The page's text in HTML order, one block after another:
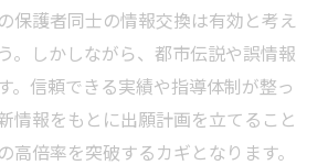
保護者同士の情報交換は有効と考え
。しかしながら、都市伝説や誤情報
。信頼できる実績や指導体制が整っ
情報をもとに出願計画を立てること
高倍率を突破するカギとなります。